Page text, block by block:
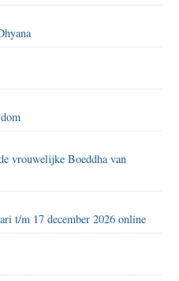
vrouwelijke Boeddha van
t/m 17 december 2026 online